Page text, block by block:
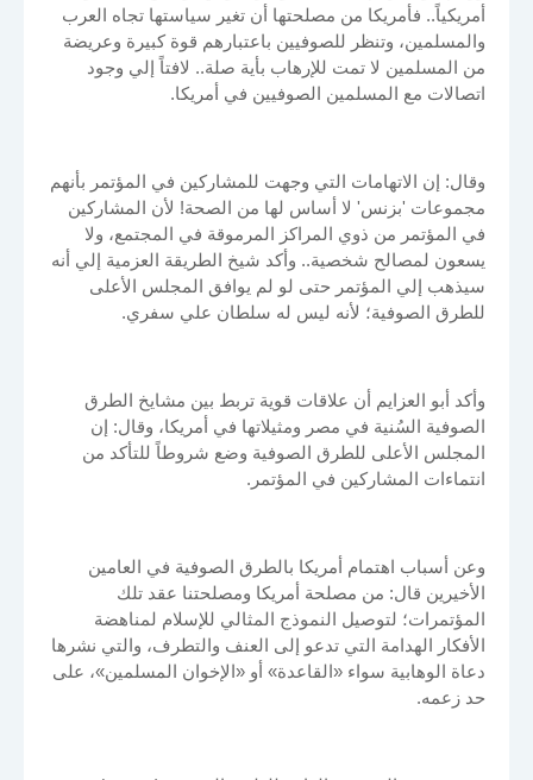
أمريكياً.. فأمريكا من مصلحتها أن تغير سياستها تجاه العرب
والمسلمين، وتنظر للصوفيين باعتبارهم قوة كبيرة وعريضة
من المسلمين لا تمت للإرهاب بأية صلة.. لافتاً إلي وجود
اتصالات مع المسلمين الصوفيين في أمريكا.
وقال: إن الاتهامات التي وجهت للمشاركين في المؤتمر بأنهم
مجموعات 'بزنس' لا أساس لها من الصحة! لأن المشاركين
في المؤتمر من ذوي المراكز المرموقة في المجتمع، ولا
يسعون لمصالح شخصية.. وأكد شيخ الطريقة العزمية إلي أنه
سيذهب إلي المؤتمر حتى لو لم يوافق المجلس الأعلى
للطرق الصوفية؛ لأنه ليس له سلطان علي سفري.
وأكد أبو العزايم أن علاقات قوية تربط بين مشايخ الطرق
الصوفية السُنية في مصر ومثيلاتها في أمريكا، وقال: إن
المجلس الأعلى للطرق الصوفية وضع شروطاً للتأكد من
انتماءات المشاركين في المؤتمر.
وعن أسباب اهتمام أمريكا بالطرق الصوفية في العامين
الأخيرين قال: من مصلحة أمريكا ومصلحتنا عقد تلك
المؤتمرات؛ لتوصيل النموذج المثالي للإسلام لمناهضة
الأفكار الهدامة التي تدعو إلى العنف والتطرف، والتي نشرها
دعاة الوهابية سواء «القاعدة» أو «الإخوان المسلمين»، على
حد زعمه.